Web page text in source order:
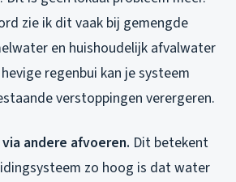
zie ik dit vaak bij gemengde
en huishoudelijk afvalwater
regenbui kan je systeem
verstoppingen verergeren.
andere afvoeren. Dit betekent
zo hoog is dat water